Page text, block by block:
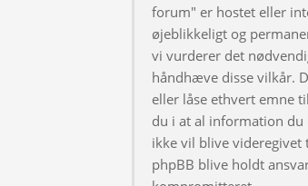
forum" er hostet eller
øjeblikkeligt og
vi vurderer det
håndhæve disse vilkår.
eller låse ethvert emne
du i at al information du
ikke vil blive
phpBB blive holdt